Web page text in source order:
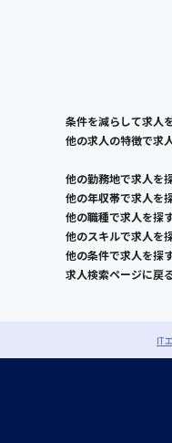
条件を減らして求人
他の求人の特徴で求
他の勤務地で求人を
他の年収帯で求人を
他の職種で求人を探
他のスキルで求人を
他の条件で求人を探
求人検索ページに戻
IT